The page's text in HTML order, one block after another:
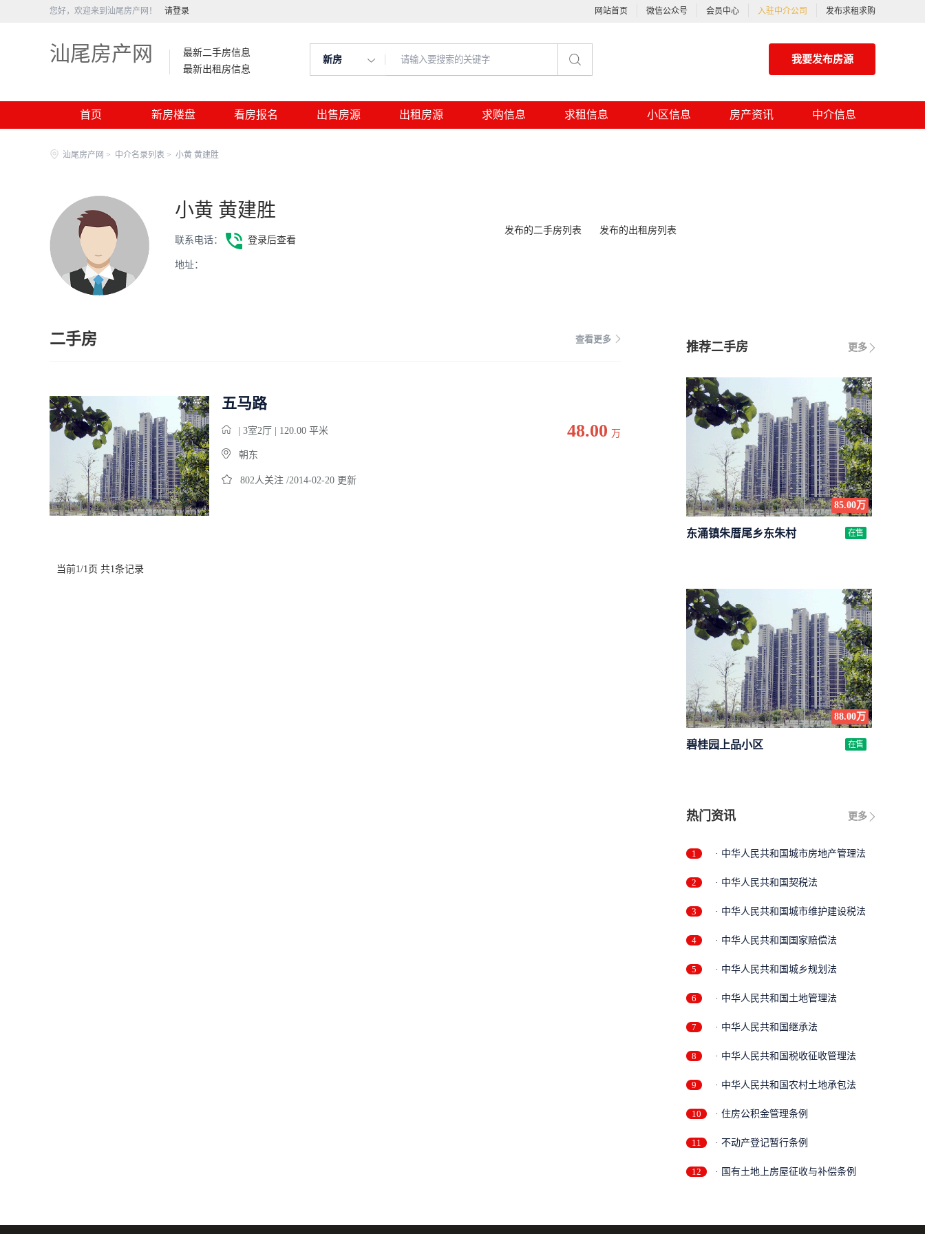
您好，欢迎来到汕尾房产网！ 请登录 网站首页 微信公众号 会员中心 入驻中介公司 发布求租求购
汕尾房产网
最新二手房信息
最新出租房信息
新房 我要发布房源
首页 新房楼盘 看房报名 出售房源 出租房源 求购信息 求租信息 小区信息 房产资讯 中介信息
汕尾房产网 > 中介名录列表 > 小黄 黄建胜
小黄 黄建胜
联系电话： 登录后查看
地址：
发布的二手房列表 发布的出租房列表
二手房 查看更多
五马路
| 3室2厅 | 120.00 平米
朝东
802人关注 /2014-02-20 更新
48.00 万
当前1/1页 共1条记录
更多
推荐二手房
85.00万
东涌镇朱厝尾乡东朱村 在售
88.00万
碧桂园上品小区 在售
更多
热门资讯
1 · 中华人民共和国城市房地产管理法
2 · 中华人民共和国契税法
3 · 中华人民共和国城市维护建设税法
4 · 中华人民共和国国家赔偿法
5 · 中华人民共和国城乡规划法
6 · 中华人民共和国土地管理法
7 · 中华人民共和国继承法
8 · 中华人民共和国税收征收管理法
9 · 中华人民共和国农村土地承包法
10 · 住房公积金管理条例
11 · 不动产登记暂行条例
12 · 国有土地上房屋征收与补偿条例